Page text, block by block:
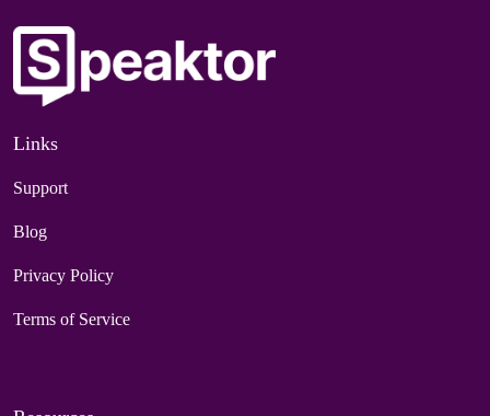
Links
Support
Blog
Privacy Policy
Terms of Service